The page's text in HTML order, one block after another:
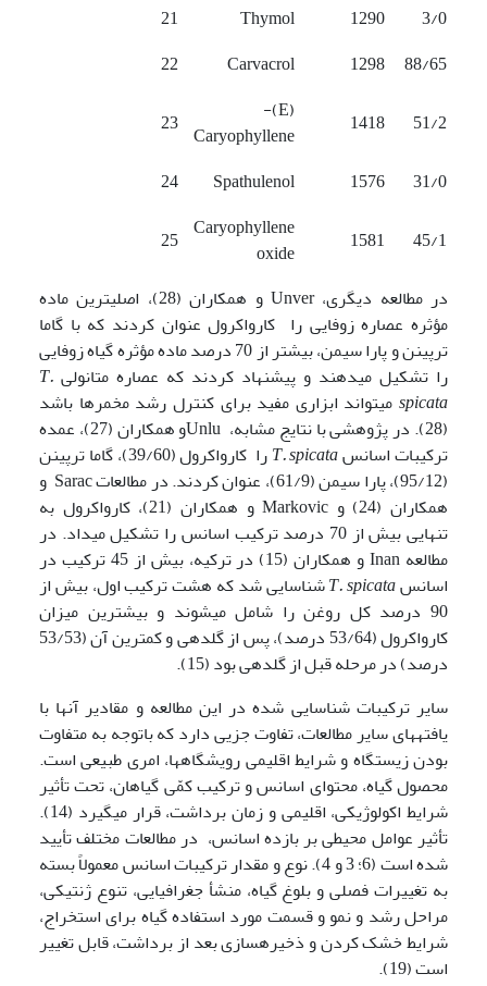
3/0
1290
Thymol
21
88/65
1298
Carvacrol
22
51/2
1418
(E)-
Caryophyllene
23
31/0
1576
Spathulenol
24
45/1
1581
Caryophyllene
oxide
25
در مطالعه دیگری، Unver و همکاران (28)، اصلی­ترین ماده
مؤثره عصاره زوفایی را کارواکرول عنوان کردند که با گاما
ترپینن و پارا سیمن، بیشتر از 70 درصد ماده مؤثره گیاه زوفایی
را تشکیل می­دهند و پیشنهاد کردند که عصاره­ متانولی T.
spicata می­تواند ابزاری مفید برای کنترل رشد مخمرها باشد
(28). در پژوهشی با نتایج مشابه، Unluو همکاران (27)، عمده
ترکیبات اسانسT. spicata
را کارواکرول (39/60)، گاما ترپینن
(95/12)، پارا سیمن (61/9)، عنوان کردند. در مطالعات Sarac و
همکاران (24) و Markovic و همکاران (21)، کارواکرول به
تنهایی بیش از 70 درصد ترکیب اسانس را تشکیل می­داد. در
مطالعه Inan و همکاران (15) در ترکیه، بیش از 45 ترکیب در
اسانسT. spicataشناسایی شد که هشت ترکیب اول، بیش از
90 درصد کل روغن را شامل می­شوند و بیشترین میزان
کارواکرول (53/64 درصد)، پس از گلدهی و کمترین آن (53/53
درصد) در مرحله قبل از گلدهی بود (15).
سایر ترکیبات شناسایی شده در این مطالعه و مقادیر آنها با
یافته­های سایر مطالعات، تفاوت­ جزیی دارد که باتوجه به متفاوت
بودن زیستگاه­ و شرایط اقلیمی رویشگاه­ها، امری طبیعی است.
محصول گیاه، محتوای اسانس و ترکیب کمّی گیاهان، تحت تأثیر
شرایط اکولوژیکی، اقلیمی و زمان برداشت، قرار می­گیرد (14).
تأثیر عوامل محیطی بر بازده اسانس، در مطالعات مختلف تأیید
شده است (6؛ 3 و 4). نوع و مقدار ترکیبات اسانس معمولاً بسته
به تغییرات فصلی و بلوغ گیاه، منشأ جغرافیایی، تنوع ژنتیکی،
مراحل رشد و نمو و قسمت مورد استفاده گیاه برای استخراج،
شرایط خشک کردن و ذخیره­سازی بعد از برداشت، قابل تغییر
است (19).